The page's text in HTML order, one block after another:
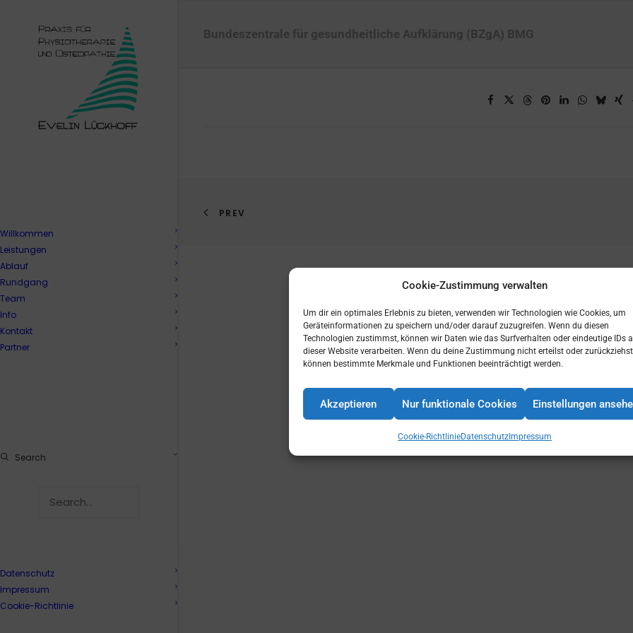
Cookie-Zustimmung verwalten
Um dir ein optimales Erlebnis zu bieten, verwenden wir Technologien wie Cookies, um
Geräteinformationen zu speichern und/oder darauf zuzugreifen. Wenn du diesen
Technologien zustimmst, können wir Daten wie das Surfverhalten oder eindeutige IDs
dieser Website verarbeiten. Wenn du deine Zustimmung nicht erteilst oder
können bestimmte Merkmale und Funktionen beeinträchtigt werden.
Akzeptieren Nur funktionale Cookies Einstellungen
Cookie-RichtlinieDatenschutzImpressum
Willkommen
Leistungen
Ablauf
Rundgang
Team
Info
Kontakt
Partner
Search
Datenschutz
Impressum
Cookie-Richtlinie
Bundeszentrale für gesundheitliche Aufklärung (BZgA) BMG
PREV